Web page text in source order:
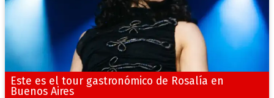
Este es el tour gastronómico de Rosalía en
Buenos Aires